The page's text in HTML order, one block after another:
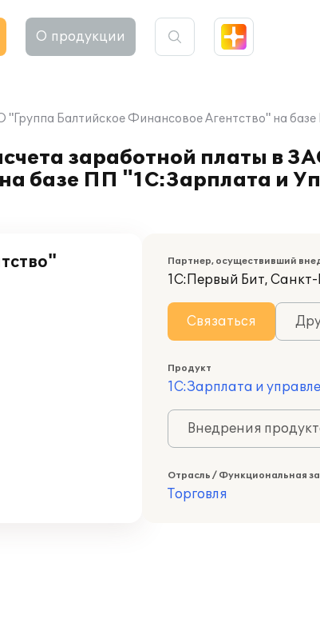
О продукции
Балтийское Финансовое Агентство" на
заработной платы в
базе ПП "1С:Зарплата и
Партнер, осуществивший
1С:Первый Бит, Санкт-
Связаться
Продукт
1С:Зарплата и
Внедрения
Отрасль / Функциональная
Торговля